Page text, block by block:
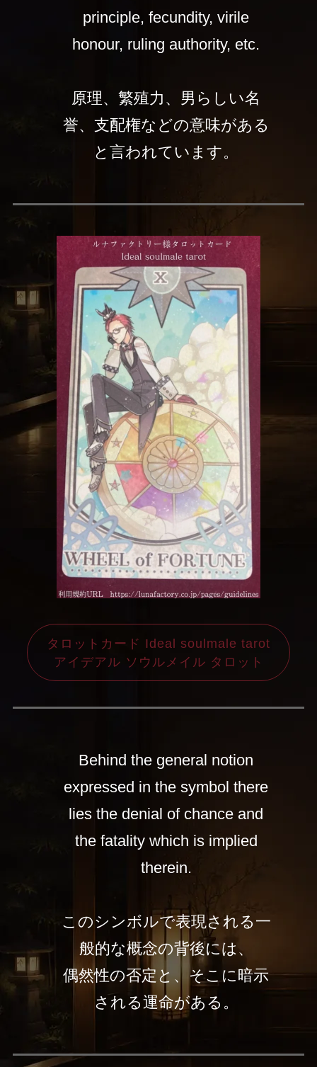
principle, fecundity, virile
honour, ruling authority, etc.
原理、繁殖力、男らしい名
誉、支配権などの意味がある
と言われています。
タロットカード Ideal soulmale tarot
アイデアル ソウルメイル タロット
Behind the general notion
expressed in the symbol there
lies the denial of chance and
the fatality which is implied
therein.
このシンボルで表現される一
般的な概念の背後には、
偶然性の否定と、そこに暗示
される運命がある。